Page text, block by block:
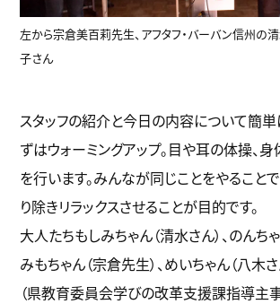
左から宗倉美百莉先生、アフタフ・バーバン信州の
子さん
スタッフの紹介と今日の内容について簡単
ずはウォーミングアップ。目や耳の体操、
を行います。みんなが同じことをやること
り除きリラックスさせることが目的です。
大人たちもしみちゃん（清水さん）、のんちゃ
みもちゃん（宗倉先生）、めいちゃん（八木
（県教育委員会学びの改革支援課指導主事